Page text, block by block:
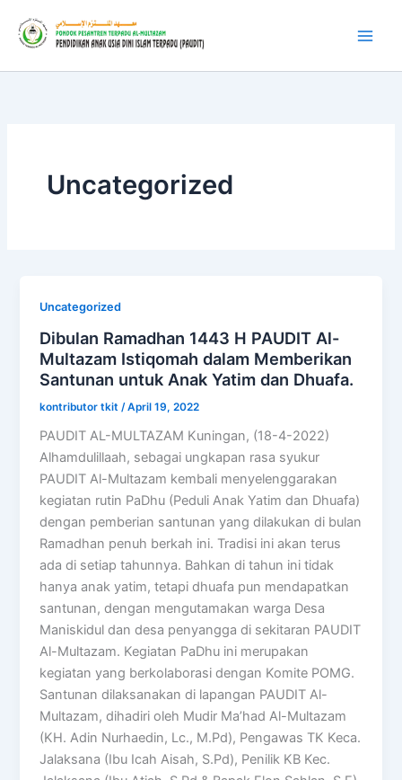
content
Uncategorized
Uncategorized
Dibulan Ramadhan 1443 H PAUDIT Al-
Multazam Istiqomah dalam Memberikan
Santunan untuk Anak Yatim dan Dhuafa.
kontributor tkit /April 19, 2022
PAUDIT AL-MULTAZAM Kuningan, (18-4-2022)
Alhamdulillaah, sebagai ungkapan rasa syukur
PAUDIT Al-Multazam kembali menyelenggarakan
kegiatan rutin PaDhu (Peduli Anak Yatim dan Dhuafa)
dengan pemberian santunan yang dilakukan di bulan
Ramadhan penuh berkah ini. Tradisi ini akan terus
ada di setiap tahunnya. Bahkan di tahun ini tidak
hanya anak yatim, tetapi dhuafa pun mendapatkan
santunan, dengan mengutamakan warga Desa
Maniskidul dan desa penyangga di sekitaran PAUDIT
Al-Multazam. Kegiatan PaDhu ini merupakan
kegiatan yang berkolaborasi dengan Komite POMG.
Santunan dilaksanakan di lapangan PAUDIT Al-
Multazam, dihadiri oleh Mudir Ma’had Al-Multazam
(KH. Adin Nurhaedin, Lc., M.Pd), Pengawas TK Keca.
Jalaksana (Ibu Icah Aisah, S.Pd), Penilik KB Kec.